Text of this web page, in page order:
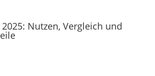
2025: Nutzen, Vergleich und